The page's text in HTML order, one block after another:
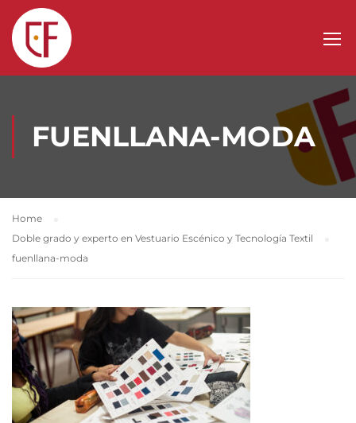
FUENLLANA-MODA
Home
Doble grado y experto en Vestuario Escénico y Tecnología Textil
fuenllana-moda